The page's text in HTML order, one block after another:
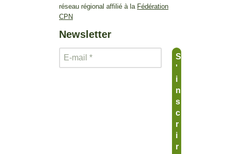
réseau régional affilié à la Fédération
CPN
Newsletter